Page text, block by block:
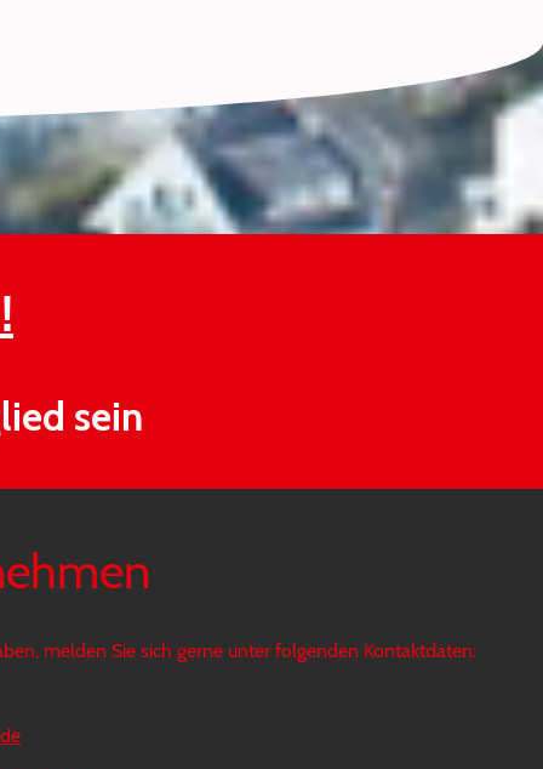
sein
melden Sie sich gerne unter folgenden Kontaktdaten: